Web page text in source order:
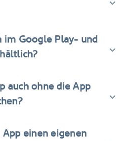
im Google Play- und
auch ohne die App
einen eigenen